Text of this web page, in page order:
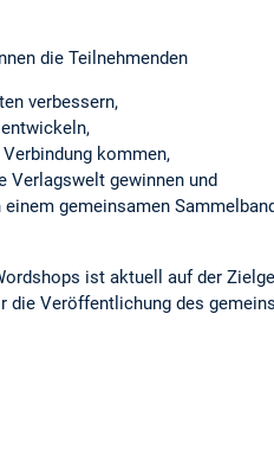
die Teilnehmenden
verbessern,
kommen,
Verlagswelt gewinnen und
einem gemeinsamen
ist aktuell auf der
die Veröffentlichung des